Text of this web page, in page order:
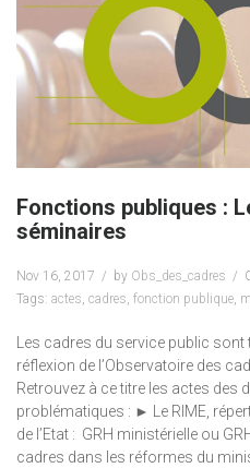
Fonctions publiques :
séminaires
Nov 16, 2017 by Obs_des_cadres
Tags: actes cadres fonction publique
Les cadres du service public
réflexion de l’Observatoire des
Retrouvez à ce titre les actes des
problématiques : ► Le RIME,
de l’Etat : GRH ministérielle ou
cadres dans les réformes du